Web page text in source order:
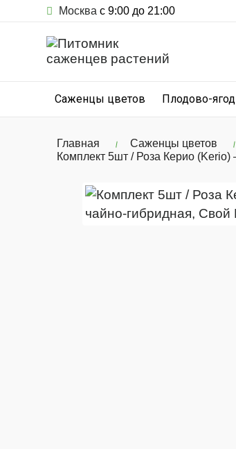
Москва с 9:00 до 21:00
Саженцы цветов Плодово-
Главная Саженцы цветов
Комплект 5шт / Роза Керио